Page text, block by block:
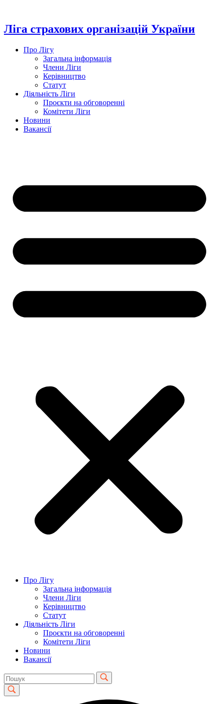
вмісту
Ліга страхових організацій України
Про Лігу
Загальна інформація
Члени Ліги
Керівництво
Статут
Діяльність Ліги
Проєкти на обговоренні
Комітети Ліги
Новини
Вакансії
Про Лігу
Загальна інформація
Члени Ліги
Керівництво
Статут
Діяльність Ліги
Проєкти на обговоренні
Комітети Ліги
Новини
Вакансії